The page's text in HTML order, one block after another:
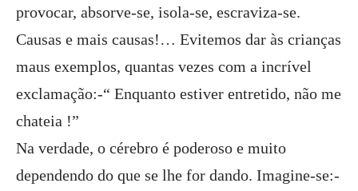
provocar, absorve-se, isola-se, escraviza-se.
Causas e mais causas!… Evitemos dar às crianças
maus exemplos, quantas vezes com a incrível
exclamação:-“ Enquanto estiver entretido, não me
chateia !”
Na verdade, o cérebro é poderoso e muito
dependendo do que se lhe for dando. Imagine-se:-